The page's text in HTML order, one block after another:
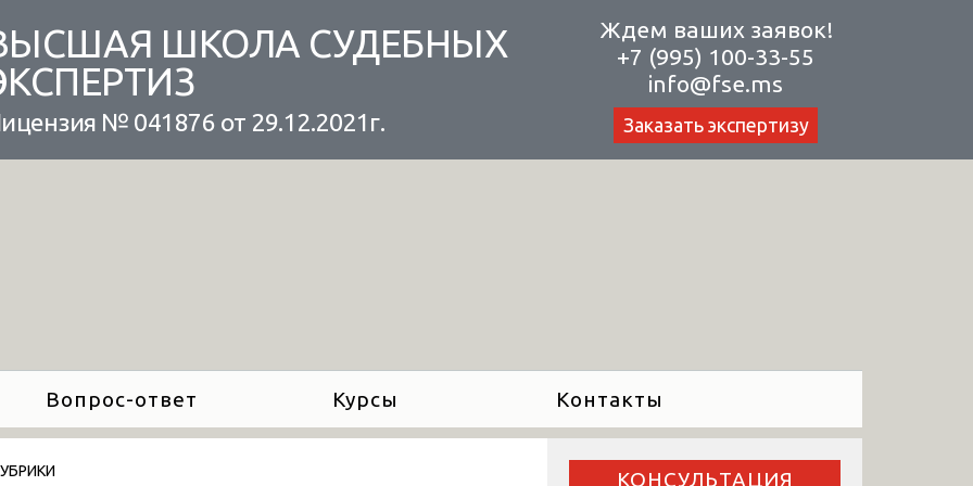
ШКОЛА СУДЕБНЫХ
№ 041876 от 29.12.2021г.
Ждем ваших заявок!
+7 (995) 100-33-55
info@fse.ms
Заказать экспертизу
Вопрос-ответ Курсы Контакты
КОНСУЛЬТАЦИЯ